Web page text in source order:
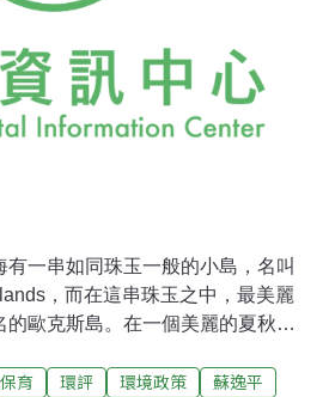
公里外送到南部。環境部長、綠黨
，這個遷移過
一串如同珠玉一般的小島，名叫
，而在這串珠玉之中，最美麗
的歐克斯島。在一個美麗的夏秋交
宿，最美妙之處便是每個房間都建
育 環評 環境政策
蘇逸平